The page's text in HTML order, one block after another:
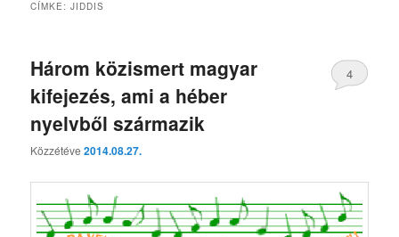
CÍMKE:JIDDIS
Három közismert magyar
kifejezés, ami a héber
nyelvből származik
Közzétéve2014.08.27.
4